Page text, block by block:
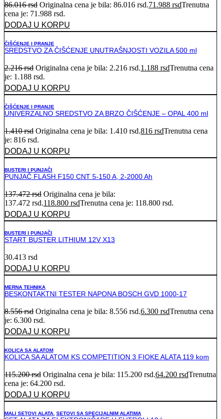
86.016rsd Originalna cena je bila: 86.016 rsd.71.988 rsdTrenutna
cena je: 71.988 rsd.
DODAJ U KORPU
ČIŠĆENJE I PRANJE
SREDSTVO ZA ČIŠĆENJE UNUTRAŠNJOSTI VOZILA 500 ml
2.216rsd Originalna cena je bila: 2.216 rsd.1.188 rsdTrenutna cena
je: 1.188 rsd.
DODAJ U KORPU
ČIŠĆENJE I PRANJE
UNIVERZALNO SREDSTVO ZA BRZO ČIŠĆENJE – OPAL 400 ml
1.410rsd Originalna cena je bila: 1.410 rsd.816 rsdTrenutna cena
je: 816 rsd.
DODAJ U KORPU
BUSTERI I PUNJAČI
PUNJAČ FLASH F150 CNT 5-150 A, 2-2000 Ah
137.472rsd Originalna cena je bila:
137.472 rsd.118.800 rsdTrenutna cena je: 118.800 rsd.
DODAJ U KORPU
BUSTERI I PUNJAČI
START BUSTER LITHIUM 12V X13
30.413 rsd
DODAJ U KORPU
MERNA TEHNIKA
BESKONTAKTNI TESTER NAPONA BOSCH GVD 1000-17
8.556rsd Originalna cena je bila: 8.556 rsd.6.300 rsdTrenutna cena
je: 6.300 rsd.
DODAJ U KORPU
KOLICA SA ALATOM
KOLICA SA ALATOM KS COMPETITION 3 FIOKE ALATA 119 kom
115.200rsd Originalna cena je bila: 115.200 rsd.64.200 rsdTrenutna
cena je: 64.200 rsd.
DODAJ U KORPU
MALI SETOVI ALATA SETOVI SA SPECIJALNIM ALATIMA